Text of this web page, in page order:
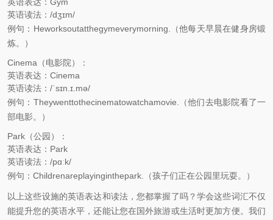
英语读法：/dʒɪm/
例句：Heworksoutatthegymeverymorning.（他每天早晨在健身房锻
炼。）
Cinema（电影院）：
英语表达：Cinema
英语读法：/ˈsɪn.ɪ.mə/
例句：Theywenttothecinematowatchamovie.（他们去电影院看了一
部电影。）
Park（公园）：
英语表达：Park
英语读法：/pɑːk/
例句：Childrenareplayinginthepark.（孩子们正在公园里玩耍。）
以上这些设施的英语表达和读法，您都掌握了吗？学会这些词汇不仅
能提升您的英语水平，还能让您在国外旅游或生活时更加方便。我们